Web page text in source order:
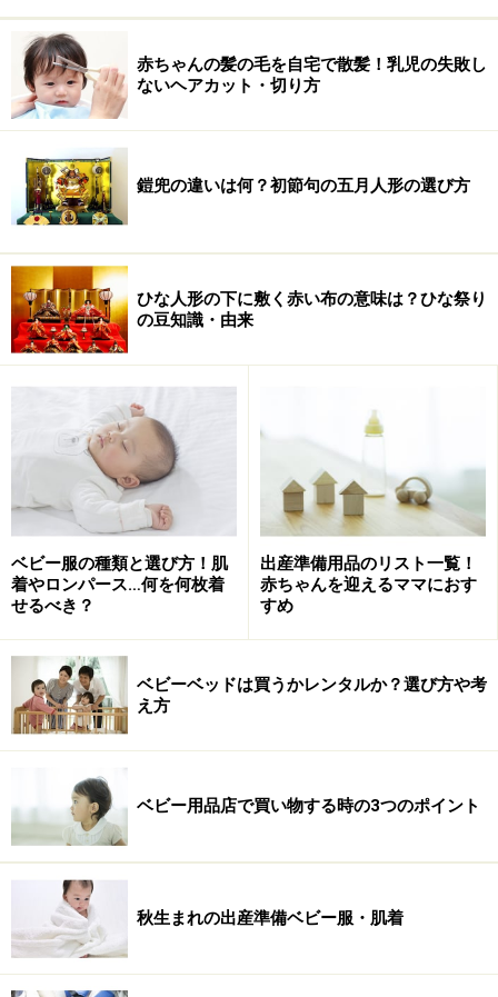
楽天市場でベビー用品をチェック！
赤ちゃんの髪の毛を自宅で散髪！乳児の失敗し
ないヘアカット・切り方
鎧兜の違いは何？初節句の五月人形の選び方
ひな人形の下に敷く赤い布の意味は？ひな祭り
の豆知識・由来
ベビー服の種類と選び方！肌
着やロンパース…何を何枚着
せるべき？
出産準備用品のリスト一覧！
赤ちゃんを迎えるママにおす
すめ
ベビーベッドは買うかレンタルか？選び方や考
え方
ベビー用品店で買い物する時の3つのポイント
秋生まれの出産準備ベビー服・肌着